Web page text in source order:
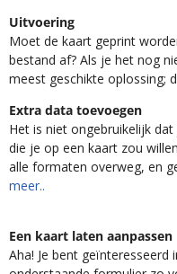
Uitvoering
Moet de kaart geprint
bestand af? Als je het nog
meest geschikte oplossing;
Extra data toevoegen
Het is niet ongebruikelijk
die je op een kaart zou
alle formaten overweg, en
meer..
Een kaart laten aanpassen
Aha! Je bent